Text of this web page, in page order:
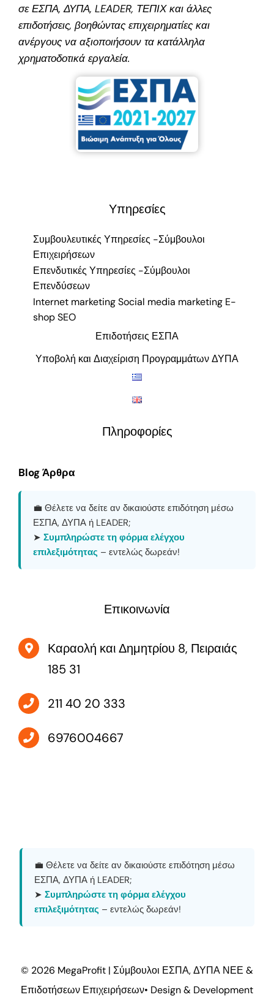
σε ΕΣΠΑ, ΔΥΠΑ, LEADER, ΤΕΠΙΧ και άλλες
επιδοτήσεις, βοηθώντας επιχειρηματίες και
ανέργους να αξιοποιήσουν τα κατάλληλα
χρηματοδοτικά εργαλεία.
Υπηρεσίες
Συμβουλευτικές Υπηρεσίες -Σύμβουλοι
Επιχειρήσεων
Επενδυτικές Υπηρεσίες -Σύμβουλοι
Επενδύσεων
Internet marketing Social media marketing E-
shop SEO
Επιδοτήσεις ΕΣΠΑ
Υποβολή και Διαχείριση Προγραμμάτων ΔΥΠΑ
Πληροφορίες
Blog Άρθρα
💼 Θέλετε να δείτε αν δικαιούστε επιδότηση μέσω
ΕΣΠΑ, ΔΥΠΑ ή LEADER;
➤ Συμπληρώστε τη φόρμα ελέγχου
επιλεξιμότητας – εντελώς δωρεάν!
Επικοινωνία
Καραολή και Δημητρίου 8, Πειραιάς
185 31
211 40 20 333
6976004667
💼 Θέλετε να δείτε αν δικαιούστε επιδότηση μέσω
ΕΣΠΑ, ΔΥΠΑ ή LEADER;
➤ Συμπληρώστε τη φόρμα ελέγχου
επιλεξιμότητας – εντελώς δωρεάν!
© 2026 MegaProfit | Σύμβουλοι ΕΣΠΑ, ΔΥΠΑ ΝΕΕ &
Επιδοτήσεων Επιχειρήσεων• Design & Development